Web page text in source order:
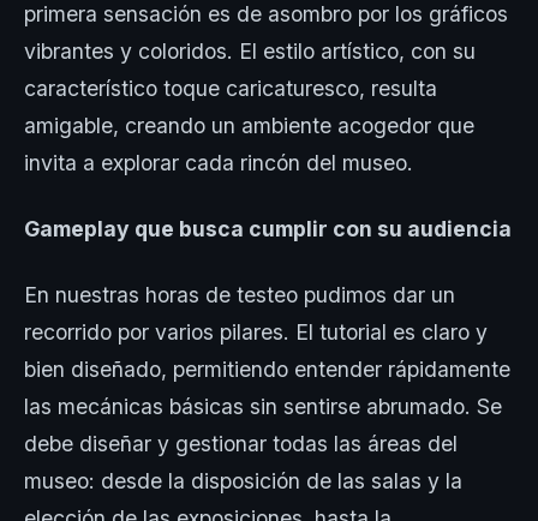
primera sensación es de asombro por los gráficos
vibrantes y coloridos. El estilo artístico, con su
característico toque caricaturesco, resulta
amigable, creando un ambiente acogedor que
invita a explorar cada rincón del museo.
Gameplay que busca cumplir con su audiencia
En nuestras horas de testeo pudimos dar un
recorrido por varios pilares. El tutorial es claro y
bien diseñado, permitiendo entender rápidamente
las mecánicas básicas sin sentirse abrumado. Se
debe diseñar y gestionar todas las áreas del
museo: desde la disposición de las salas y la